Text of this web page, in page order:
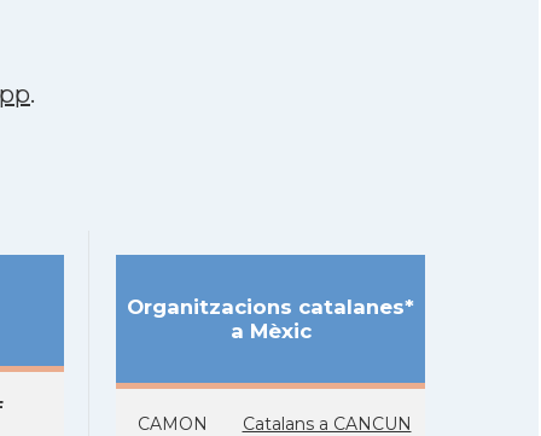
.
Organitzacions catalanes*
a Mèxic
CAMON Catalans a CANCUN